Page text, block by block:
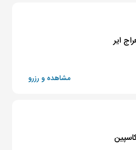
مشاهده و رزرو